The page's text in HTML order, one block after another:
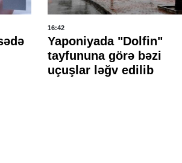
16:42
Yaponiyada "Dolfin"
tayfununa görə bəzi
uçuşlar ləğv edilib